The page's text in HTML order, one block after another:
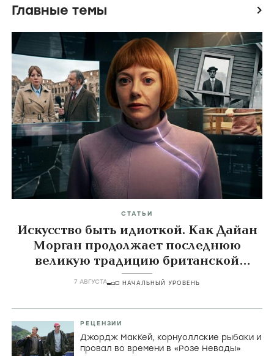
Главные темы icon
СТАТЬИ
Искусство быть идиоткой. Как Дайан
Морган продолжает последнюю
великую традицию британской
комедии
7 АВГУСТА НАЧАЛЬНЫЙ УРОВЕНЬ
РЕЦЕНЗИИ
Джордж МакКей, корнуоллские рыбаки и
провал во времени в «Розе Невады»